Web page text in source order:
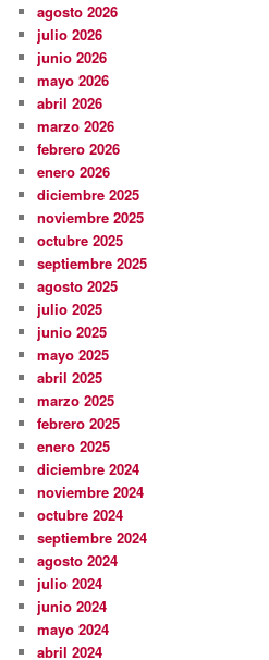
agosto 2026
julio 2026
junio 2026
mayo 2026
abril 2026
marzo 2026
febrero 2026
enero 2026
diciembre 2025
noviembre 2025
octubre 2025
septiembre 2025
agosto 2025
julio 2025
junio 2025
mayo 2025
abril 2025
marzo 2025
febrero 2025
enero 2025
diciembre 2024
noviembre 2024
octubre 2024
septiembre 2024
agosto 2024
julio 2024
junio 2024
mayo 2024
abril 2024